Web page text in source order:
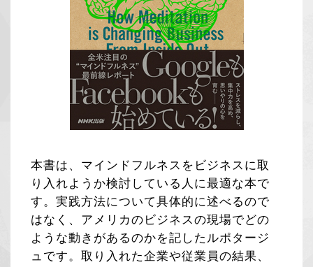
本書は、マインドフルネスをビジネスに取
り入れようか検討している人に最適な本で
す。実践方法について具体的に述べるので
はなく、アメリカのビジネスの現場でどの
ような動きがあるのかを記したルポタージ
ュです。取り入れた企業や従業員の結果、